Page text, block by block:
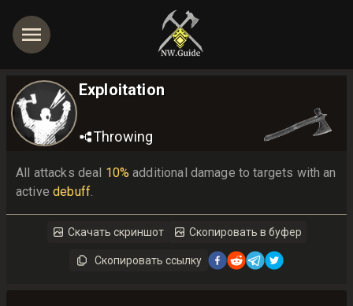
Exploitation
Throwing
All attacks deal 10% additional damage to targets with an
active debuff.
Скачать скриншот Скопировать в буфер
Скопировать ссылку